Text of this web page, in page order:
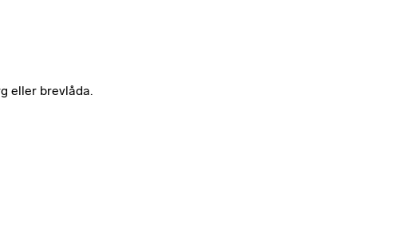
eller brevlåda.